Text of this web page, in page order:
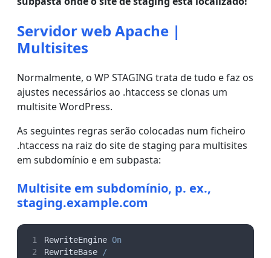
Servidor web Apache |
Multisites
Normalmente, o WP STAGING trata de tudo e faz os
ajustes necessários ao .htaccess se clonas um
multisite WordPress.
As seguintes regras serão colocadas num ficheiro
.htaccess na raiz do site de staging para multisites
em subdomínio e em subpasta:
Multisite em subdomínio, p. ex.,
staging.example.com
RewriteEngine On
RewriteBase
/